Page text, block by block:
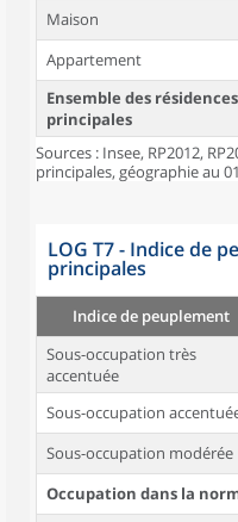
Maison
Appartement
Ensemble des résidences
principales
Sources : Insee, RP2012,
principales, géographie au
LOG T7 - Indice de
principales
Indice de peuplement
Sous-occupation très
accentuée
Sous-occupation
Sous-occupation modérée
Occupation dans la